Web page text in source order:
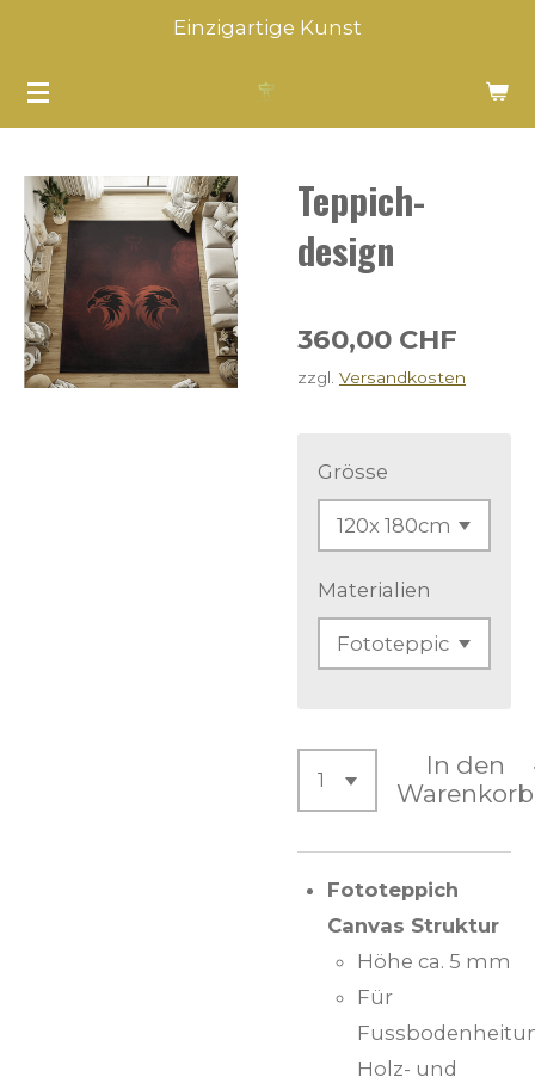
springen
Einzigartige Kunst
Teppich-
design
360,00 CHF
zzgl. Versandkosten
Grösse
Materialien
In den
Warenkorb
Fototeppich
Canvas Struktur
Höhe ca. 5 mm
Für
Holz- und